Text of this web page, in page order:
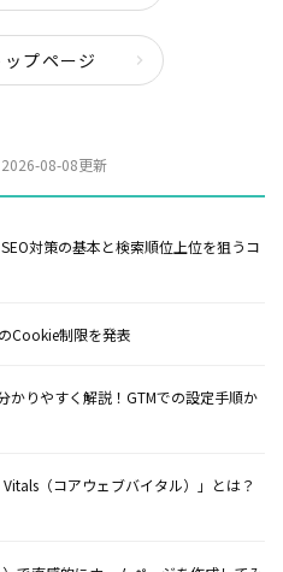
プページ
2026-08-08更新
対策の基本と検索順位上位を狙うコ
Cookie制限を発表
かりやすく解説！GTMでの設定手順か
（コアウェブバイタル）」とは？